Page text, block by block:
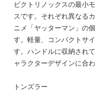
ビクトリノックスの最小
スです。それぞれ異なる
ニメ「ヤッターマン」の
す。軽量、コンパクトサ
す。ハンドルに収納され
ャラクターデザインに合
トンズラー